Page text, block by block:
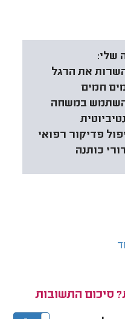
שלי:
את הרגל
חמים
במשחה
פדיקור רפואי
כותנה
סיכום התשובות